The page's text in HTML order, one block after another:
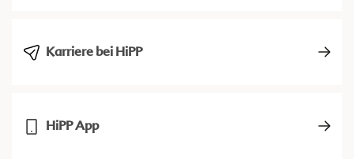
Karriere bei HiPP
HiPP App